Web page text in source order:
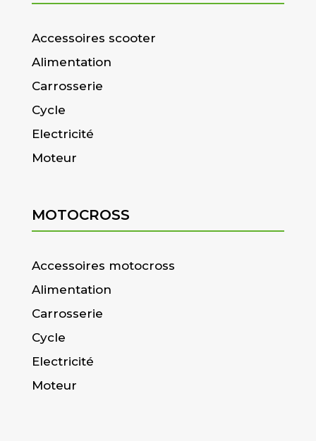
Accessoires scooter
Alimentation
Carrosserie
Cycle
Electricité
Moteur
MOTOCROSS
Accessoires motocross
Alimentation
Carrosserie
Cycle
Electricité
Moteur